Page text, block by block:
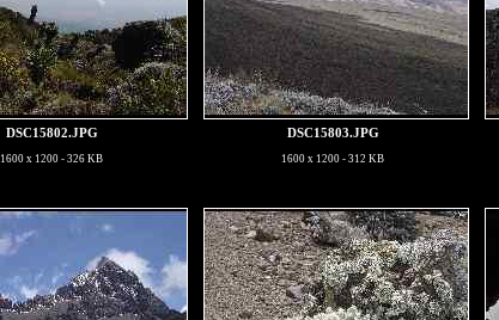
DSC15802.JPG
1600 x 1200 - 326 KB
DSC15803.JPG
1600 x 1200 - 312 KB